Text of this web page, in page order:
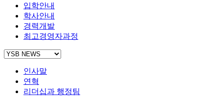
입학안내
학사안내
경력개발
최고경영자과정
인사말
연혁
리더십과 행정팀